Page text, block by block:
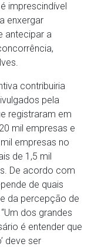
imprescindível
enxergar
antecipar a
contribuiria
pela
registraram em
mil empresas e
empresas no
de 1,5 mil
De acordo com
de quais
da percepção de
dos grandes
é entender que
deve ser